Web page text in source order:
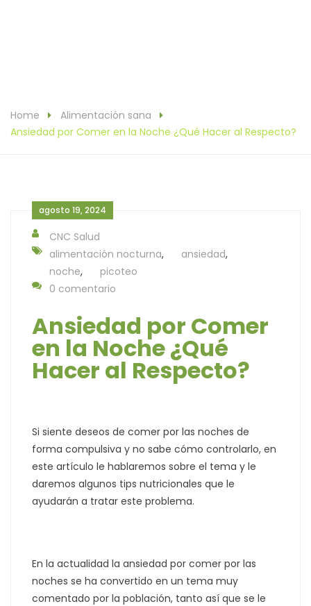
Home
Alimentación sana
Ansiedad por Comer en la Noche ¿Qué Hacer al Respecto?
agosto 19, 2024
CNC Salud
alimentación nocturna, ansiedad,
noche,
picoteo
0 comentario
Ansiedad por Comer
en la Noche ¿Qué
Hacer al Respecto?
Si siente deseos de comer por las noches de
forma compulsiva y no sabe cómo controlarlo, en
este artículo le hablaremos sobre el tema y le
daremos algunos tips nutricionales que le
ayudarán a tratar este problema.
En la actualidad la ansiedad por comer por las
noches se ha convertido en un tema muy
comentado por la población, tanto así que se le